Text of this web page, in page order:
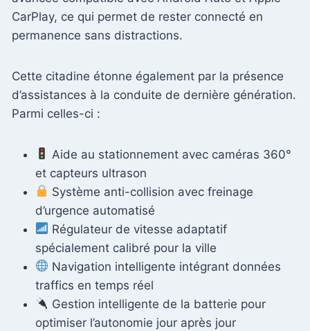
CarPlay, ce qui permet de rester connecté en
permanence sans distractions.
Cette citadine étonne également par la présence
d’assistances à la conduite de dernière génération.
Parmi celles-ci :
Aide au stationnement avec caméras 360°
et capteurs ultrason
Système anti-collision avec freinage
d’urgence automatisé
Régulateur de vitesse adaptatif
spécialement calibré pour la ville
Navigation intelligente intégrant données
traffics en temps réel
Gestion intelligente de la batterie pour
optimiser l’autonomie jour après jour